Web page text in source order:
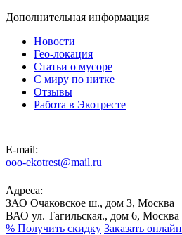
Дополнительная информация
Новости
Гео-локация
Статьи о мусоре
С миру по нитке
Отзывы
Работа в Экотресте
E-mail:
ooo-ekotrest@mail.ru
Адреса:
ЗАО Очаковское ш., дом 3, Москва
ВАО ул. Тагильская., дом 6, Москва
% Получить скидку Заказать онлайн